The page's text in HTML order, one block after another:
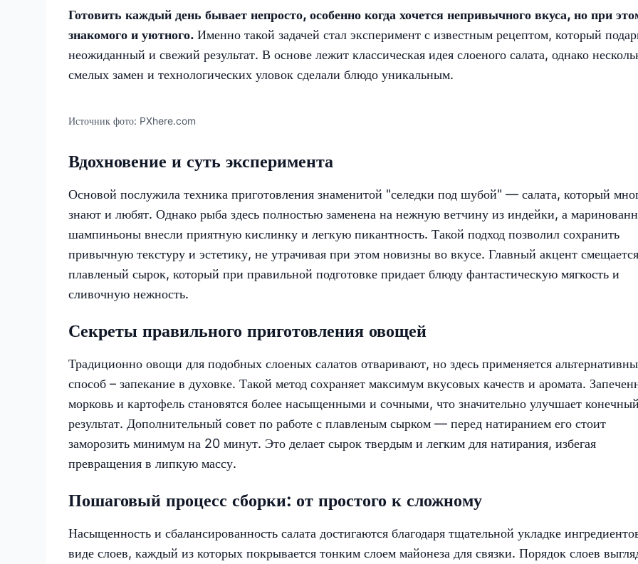
Готовить каждый день бывает непросто, особенно когда хочется непривычного вкуса, но при
знакомого и уютного. Именно такой задачей стал эксперимент с известным рецептом, который
неожиданный и свежий результат. В основе лежит классическая идея слоеного салата, однако
смелых замен и технологических уловок сделали блюдо уникальным.
Источник фото: PXhere.com
Вдохновение и суть эксперимента
Основой послужила техника приготовления знаменитой "селедки под шубой" — салата, который
знают и любят. Однако рыба здесь полностью заменена на нежную ветчину из индейки, а
шампиньоны внесли приятную кислинку и легкую пикантность. Такой подход позволил сохранить
привычную текстуру и эстетику, не утрачивая при этом новизны во вкусе. Главный акцент
плавленый сырок, который при правильной подготовке придает блюду фантастическую мягкость и
сливочную нежность.
Секреты правильного приготовления овощей
Традиционно овощи для подобных слоеных салатов отваривают, но здесь применяется
способ – запекание в духовке. Такой метод сохраняет максимум вкусовых качеств и аромата.
морковь и картофель становятся более насыщенными и сочными, что значительно улучшает
результат. Дополнительный совет по работе с плавленым сырком — перед натиранием его стоит
заморозить минимум на 20 минут. Это делает сырок твердым и легким для натирания, избегая
превращения в липкую массу.
Пошаговый процесс сборки: от простого к сложному
Насыщенность и сбалансированность салата достигаются благодаря тщательной укладке
виде слоев, каждый из которых покрывается тонким слоем майонеза для связки. Порядок слоев